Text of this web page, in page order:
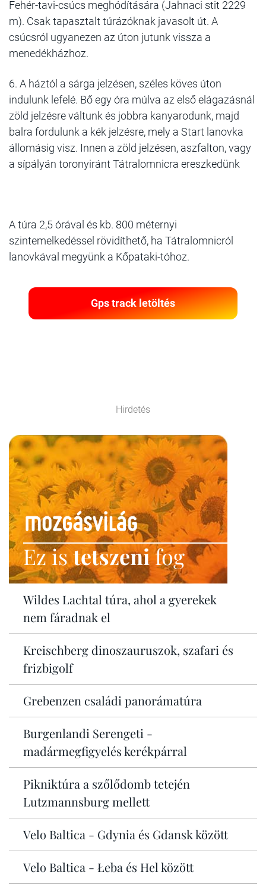
Fehér-tavi-csúcs meghódítására (Jahnaci stit 2229
m). Csak tapasztalt túrázóknak javasolt út. A
csúcsról ugyanezen az úton jutunk vissza a
menedékházhoz.
6. A háztól a sárga jelzésen, széles köves úton
indulunk lefelé. Bő egy óra múlva az első elágazásnál
zöld jelzésre váltunk és jobbra kanyarodunk, majd
balra fordulunk a kék jelzésre, mely a Start lanovka
állomásig visz. Innen a zöld jelzésen, aszfalton, vagy
a sípályán toronyiránt Tátralomnicra ereszkedünk
A túra 2,5 órával és kb. 800 méternyi
szintemelkedéssel rövidíthető, ha Tátralomnicról
lanovkával megyünk a Kőpataki-tóhoz.
Gps track letöltés
Hirdetés
Ez istetszenifog
Wildes Lachtal túra, ahol a gyerekek
nem fáradnak el
Kreischberg dinoszauruszok, szafari és
frizbigolf
Grebenzen családi panorámatúra
Burgenlandi Serengeti -
madármegfigyelés kerékpárral
Pikniktúra a szőlődomb tetején
Lutzmannsburg mellett
Velo Baltica - Gdynia és Gdansk között
Velo Baltica - Łeba és Hel között